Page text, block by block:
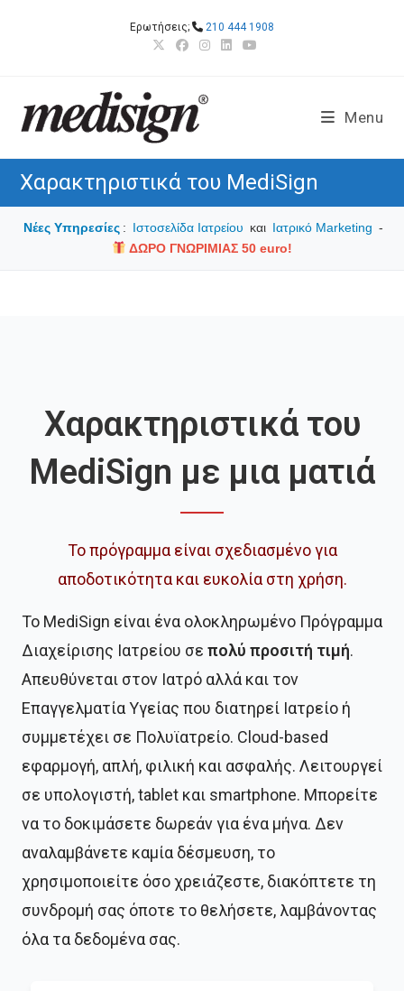
Ερωτήσεις; 210 444 1908
Menu
Χαρακτηριστικά του MediSign
Νέες Υπηρεσίες : Ιστοσελίδα Ιατρείου και Ιατρικό Marketing -
ΔΩΡΟ ΓΝΩΡΙΜΙΑΣ 50 euro!
Χαρακτηριστικά του
MediSign με μια ματιά
Το πρόγραμμα είναι σχεδιασμένο για
αποδοτικότητα και ευκολία στη χρήση.
Το MediSign είναι ένα ολοκληρωμένο Πρόγραμμα
Διαχείρισης Ιατρείου σε πολύ προσιτή τιμή.
Απευθύνεται στον Ιατρό αλλά και τον
Επαγγελματία Υγείας που διατηρεί Ιατρείο ή
συμμετέχει σε Πολυϊατρείο. Cloud-based
εφαρμογή, απλή, φιλική και ασφαλής. Λειτουργεί
σε υπολογιστή, tablet και smartphone. Μπορείτε
να το δοκιμάσετε δωρεάν για ένα μήνα. Δεν
αναλαμβάνετε καμία δέσμευση, το
χρησιμοποιείτε όσο χρειάζεστε, διακόπτετε τη
συνδρομή σας όποτε το θελήσετε, λαμβάνοντας
όλα τα δεδομένα σας.